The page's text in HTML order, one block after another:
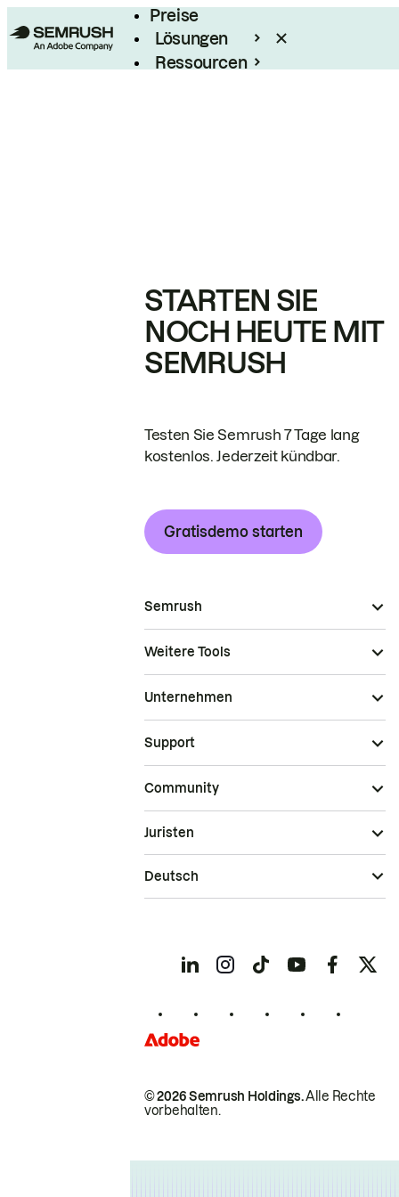
Preise
Lösungen
Ressourcen
STARTEN SIE
NOCH HEUTE MIT
SEMRUSH
Testen Sie Semrush 7 Tage lang
kostenlos. Jederzeit kündbar.
Gratisdemo starten
Semrush
Weitere Tools
Unternehmen
Support
Community
© 2026 Semrush Holdings.Alle Rechte
vorbehalten.
Juristen
Deutsch